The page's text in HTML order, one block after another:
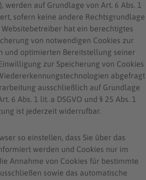
werden auf Grundlage von Art. 6 Abs. 1
sofern keine andere Rechtsgrundlage
hat ein berechtigtes
von notwendigen Cookies zur
und optimierten Bereitstellung seiner
zur Speicherung von Cookies
abgefragt
ausschließlich auf Grundlage
6 Abs. 1 lit. a DSGVO und § 25 Abs. 1
ist jederzeit widerrufbar.
so einstellen, dass Sie über das
werden und Cookies nur im
Annahme von Cookies für bestimmte
sowie das automatische